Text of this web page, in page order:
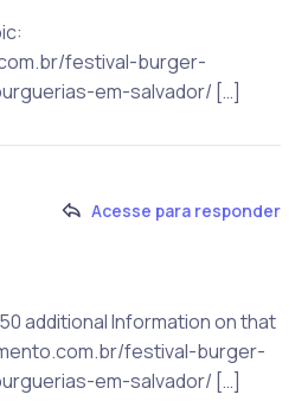
festival-burger-
em-salvador/ […]
Acesse para responder
additional Information on that
festival-burger-
em-salvador/ […]